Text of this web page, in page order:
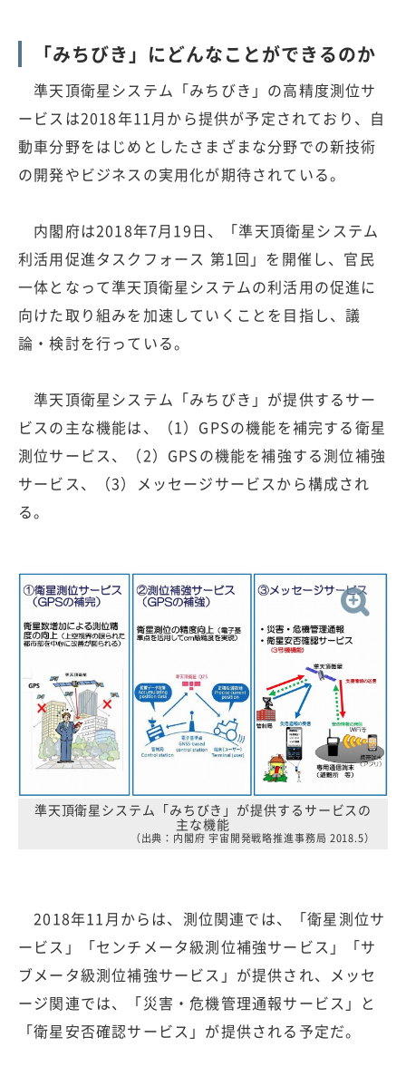
「みちびき」にどんなことができるのか
準天頂衛星システム「みちびき」の高精度測位サ
ービスは2018年11月から提供が予定されており、自
動車分野をはじめとしたさまざまな分野での新技術
の開発やビジネスの実用化が期待されている。
内閣府は2018年7月19日、「準天頂衛星システム
利活用促進タスクフォース 第1回」を開催し、官民
一体となって準天頂衛星システムの利活用の促進に
向けた取り組みを加速していくことを目指し、議
論・検討を行っている。
準天頂衛星システム「みちびき」が提供するサー
ビスの主な機能は、（1）GPSの機能を補完する衛星
測位サービス、（2）GPSの機能を補強する測位補強
サービス、（3）メッセージサービスから構成され
る。
準天頂衛星システム「みちびき」が提供するサービスの
主な機能
（出典：内閣府 宇宙開発戦略推進事務局 2018.5）
2018年11月からは、測位関連では、「衛星測位サ
ービス」「センチメータ級測位補強サービス」「サ
ブメータ級測位補強サービス」が提供され、メッセ
ージ関連では、「災害・危機管理通報サービス」と
「衛星安否確認サービス」が提供される予定だ。